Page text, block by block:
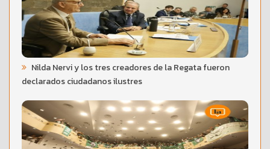
Nilda Nervi y los tres creadores de la Regata fueron
declarados ciudadanos ilustres